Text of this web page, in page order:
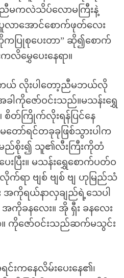
ညီမကလဲသိပ်လောမကြီးနဲ့
လာအောင်စောက်ဖုတ်လေး
ကပြုစုပေးတာ” ဆို၍စောက်
မွှေပေးနေရာ။
ယ် လိုးပါတော့ညီမဘယ်လို
ါကိုဇော်ဝင်းသည်။မသန်းရွှေ
စိတ်ကြိုက်လိုးရန်ပြင်နေ
ော်ရင်တခုခုဖြစ်သွားပါက
ည်စိုး၍ သူ၏လီးကြီးကိုတံ
းပြီး။ မသန်းရွှေစောက်ပတ်ဝ
ရာ ဗျစ် ဗျစ် ဗျ ဟုမြည်သံ
အကိုရယ်နာလှချည်ရဲ့သေပါ
ကိုခနလေး။ အို ရှီး ခနလေး
ာ။ ကိုဇော်ဝင်းသည်ဆက်မသွင်း
းကနေလိမ်းပေးနေ၏၊